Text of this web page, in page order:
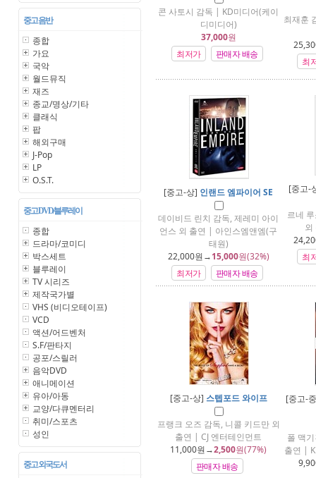
중고 음반
종합
가요
국악
월드뮤직
재즈
종교/명상/기타
클래식
팝
해외구매
J-Pop
LP
O.S.T.
중고 DVD/블루레이
종합
드라마/코미디
박스세트
블루레이
TV 시리즈
제작국가별
VHS (비디오테이프)
VCD
액션/어드벤처
S.F/판타지
공포/스릴러
음악DVD
애니메이션
유아/아동
교양/다큐멘터리
취미/스포츠
성인
중고 외국도서
콘 사토시 감독 | KD미디어(케이
디미디어)
37,000원
최저가
판매자 배송
최재훈
최
[중고-상] 인랜드 엠파이어 SE
데이비드 린치 감독, 제레미 아이
언스 외 출연 | 아인스엠앤엠(구
태원)
22,000원→15,000원(32%)
최저가
판매자 배송
[중고-
르네
외
최
[중고-상] 스텝포드 와이프
프랭크 오즈 감독, 니콜 키드만 외
출연 | CJ 엔터테인먼트
11,000원→2,500원(77%)
판매자 배송
[중고-
폴 맥
출연 |